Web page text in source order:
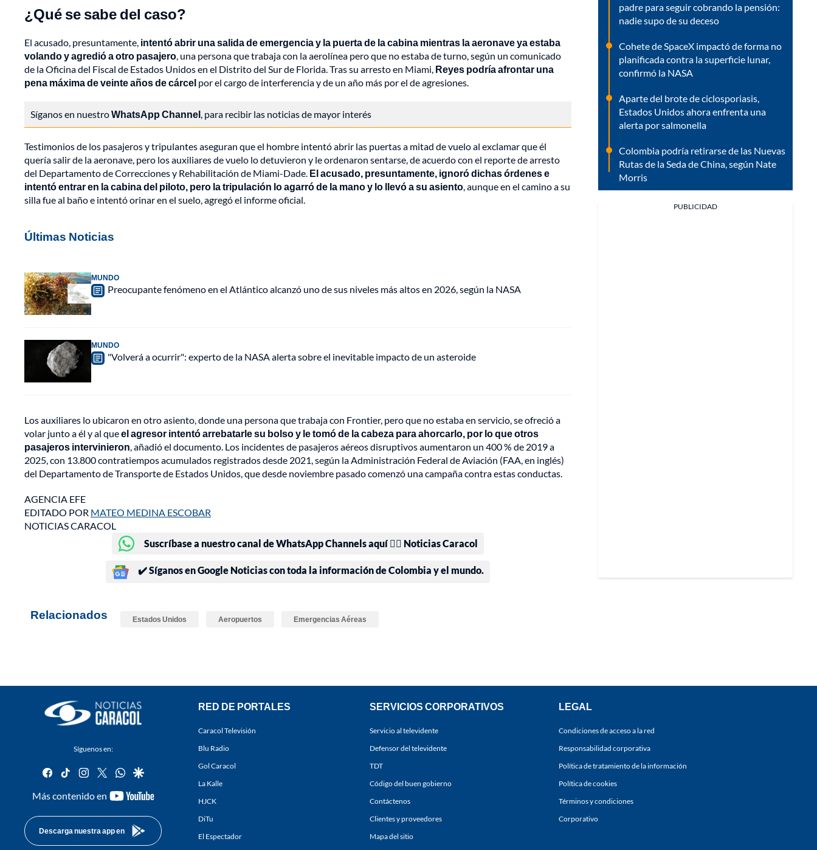
¿Qué se sabe del caso?
El acusado, presuntamente, intentó abrir una salida de emergencia y la puerta de la cabina mientras la aeronave ya estaba
volando y agredió a otro pasajero, una persona que trabaja con la aerolínea pero que no estaba de turno, según un comunicado
de la Oficina del Fiscal de Estados Unidos en el Distrito del Sur de Florida. Tras su arresto en Miami, Reyes podría afrontar una
pena máxima de veinte años de cárcel por el cargo de interferencia y de un año más por el de agresiones.
Síganos en nuestroWhatsApp Channel, para recibir las noticias de mayor interés
Testimonios de los pasajeros y tripulantes aseguran que el hombre intentó abrir las puertas a mitad de vuelo al exclamar que él
quería salir de la aeronave, pero los auxiliares de vuelo lo detuvieron y le ordenaron sentarse, de acuerdo con el reporte de arresto
del Departamento de Correcciones y Rehabilitación de Miami-Dade. El acusado, presuntamente, ignoró dichas órdenes e
intentó entrar en la cabina del piloto, pero la tripulación lo agarró de la mano y lo llevó a su asiento, aunque en el camino a su
silla fue al baño e intentó orinar en el suelo, agregó el informe oficial.
Últimas Noticias
MUNDO
Preocupante fenómeno en el Atlántico alcanzó uno de sus niveles más altos en 2026, según la NASA
MUNDO
"Volverá a ocurrir": experto de la NASA alerta sobre el inevitable impacto de un asteroide
Los auxiliares lo ubicaron en otro asiento, donde una persona que trabaja con Frontier, pero que no estaba en servicio, se ofreció a
volar junto a él y al queel agresor intentó arrebatarle su bolso y le tomó de la cabeza para ahorcarlo, por lo que otros
pasajeros intervinieron, añadió el documento. Los incidentes de pasajeros aéreos disruptivos aumentaron un 400 % de 2019 a
2025, con 13.800 contratiempos acumulados registrados desde 2021, según la Administración Federal de Aviación (FAA, en inglés)
del Departamento de Transporte de Estados Unidos, que desde noviembre pasado comenzó una campaña contra estas conductas.
AGENCIA EFE
EDITADO POR MATEO MEDINA ESCOBAR
NOTICIAS CARACOL
Suscríbase a nuestro canal de WhatsApp Channels aquí 👉🏻 Noticias Caracol
✔️ Síganos en Google Noticias con toda la información de Colombia y el mundo.
Relacionados Estados Unidos Aeropuertos Emergencias Aéreas
padre para seguir cobrando la pensión:
nadie supo de su deceso
Cohete de SpaceX impactó de forma no
planificada contra la superficie lunar,
confirmó la NASA
Aparte del brote de ciclosporiasis,
Estados Unidos ahora enfrenta una
alerta por salmonella
Colombia podría retirarse de las Nuevas
Rutas de la Seda de China, según Nate
Morris
PUBLICIDAD
Síguenos en:
facebook
tiktok instagram
twitterwhatsapp
google
Más contenido en
youtube-
Descarga nuestra app en
RED DE PORTALES
Caracol Televisión
Blu Radio
Gol Caracol
La Kalle
HJCK
DiTu
El Espectador
SERVICIOS CORPORATIVOS
Servicio al televidente
Defensor del televidente
TDT
Código del buen gobierno
Contáctenos
Clientes y proveedores
Mapa del sitio
LEGAL
Condiciones de acceso a la red
Responsabilidad corporativa
Política de tratamiento de la información
Política de cookies
Términos y condiciones
Corporativo